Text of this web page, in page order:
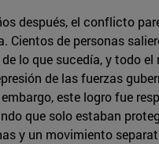
después, el conflicto
Cientos de personas
lo que sucedía, y todo
de las fuerzas
este logro fue
que solo estaban
y un movimiento